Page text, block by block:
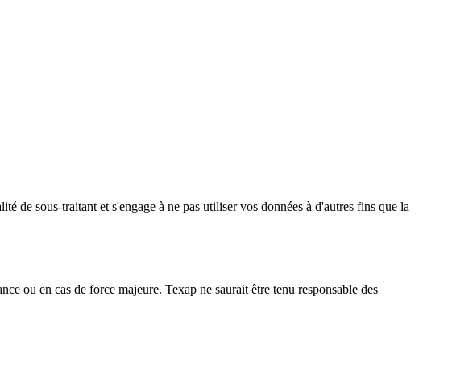
de sous-traitant et s'engage à ne pas utiliser vos données à d'autres fins que la
ou en cas de force majeure. Texap ne saurait être tenu responsable des